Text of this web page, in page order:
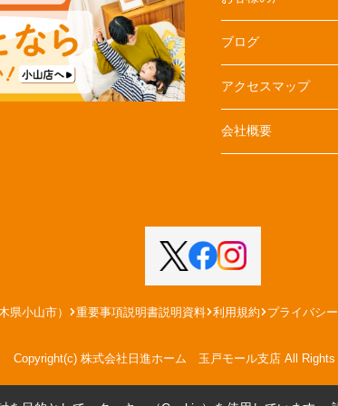
ブログ
アクセスマップ
会社概要
県小山市） 重要事項説明書説明資料 利用規約 プライバシ
Copyright(c) 株式会社日進ホーム 玉戸モール支店 All Rights